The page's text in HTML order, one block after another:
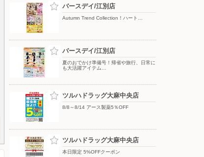
バースデイ/江別店
Autumn Trend Collection！ハート…
バースデイ/江別店
夏のおでかけ準備号！帰省や旅行、日常に
も大活躍アイテム…
ツルハドラッグ大麻中央店
8/8～8/14 アース製薬5％OFF
ツルハドラッグ大麻中央店
本日限定 5%OFFクーポン